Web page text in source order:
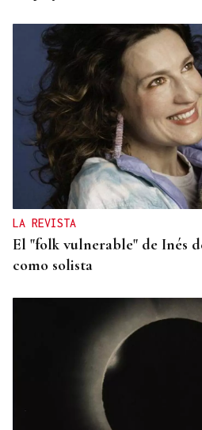
LA REVISTA
El "folk vulnerable" de Inés
como solista